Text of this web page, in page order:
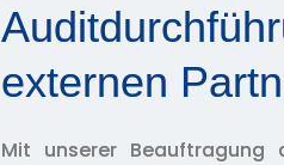
externen
Mit unserer Beauftragung